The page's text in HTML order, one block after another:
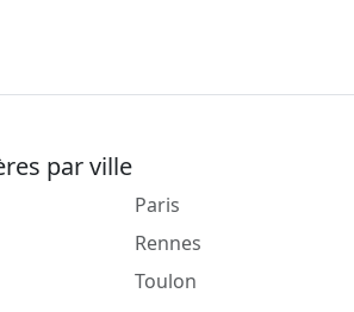
par ville
Paris
Rennes
Toulon